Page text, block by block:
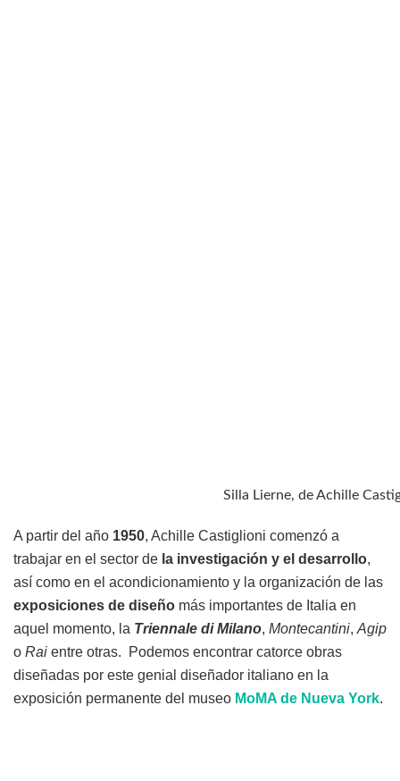
Silla Lierne, de Achille
A partir del año 1950, Achille Castiglioni comenzó a
trabajar en el sector de la investigación y el desarrollo,
así como en el acondicionamiento y la organización de las
exposiciones de diseño más importantes de Italia en
aquel momento, la Triennale di Milano, Montecantini, Agip
o Rai entre otras. Podemos encontrar catorce obras
diseñadas por este genial diseñador italiano en la
exposición permanente del museo MoMA de Nueva York.